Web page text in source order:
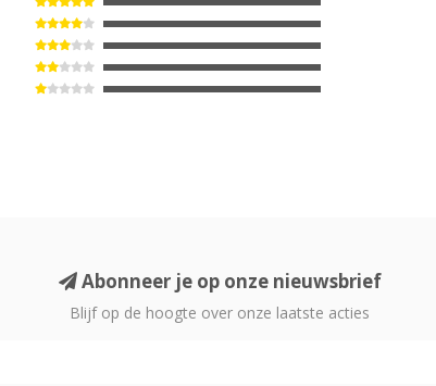
Abonneer je op onze nieuwsbrief
Blijf op de hoogte over onze laatste acties